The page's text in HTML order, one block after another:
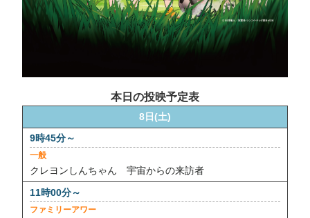
本日の投映予定表
8日(土)
一般
クレヨンしんちゃん 宇宙からの来訪者
ファミリーアワー